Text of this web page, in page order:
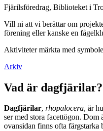
Fjärilsföredrag, Biblioteket i
Vill ni att vi berättar om
förening eller kanske en
Aktiviteter märkta med
Arkiv
Vad är dagfjärilar?
Dagfjärilar, rhopalocera, är
ser med stora facettögon. Dom
ovansidan finns ofta färgstarka